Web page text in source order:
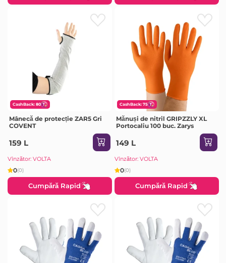
CashBack: 80
Mânecă de protecție ZAR5 Gri
COVENT
159 L
Vînzător: VOLTA
0(0)
Cumpără Rapid
CashBack: 75
Mănuși de nitril GRIPZZLY XL
Portocaliu 100 buc. Zarys
149 L
Vînzător: VOLTA
0(0)
Cumpără Rapid